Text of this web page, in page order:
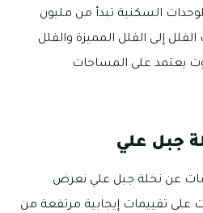
السكنية تبدأ من مليون
إلى الفلل المميزة والفلل
يعتمد على المساحات
جبل علي
عن نخلة جبل علي نعرض
على تقييمات إيجابية مرتفعة من